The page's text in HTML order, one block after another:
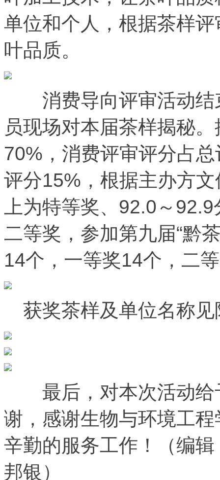
单位和个人，根据茶样
叶品质。
消费导向评审活动结
员现场对本届茶样揭秘
70%，消费评审评分占
评分15%，根据主办方
上为特等奖、92.0～
二等奖，参加第九届“黔
14个，一等奖14个，二
获奖茶样及单位名称见
最后，对本次活动给
谢，感谢生物与环境工
辛勤的服务工作！（编辑
邦银 ）